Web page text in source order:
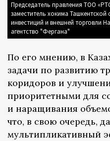
Председатель правления ТОО
заместитель хокима
инвестиций и внешней
агентство "Фергана"
По его мнению, в
задачи по развитию
коридоров и
приоритетными для
и наращивания
что, в свою очередь,
мультипликативный